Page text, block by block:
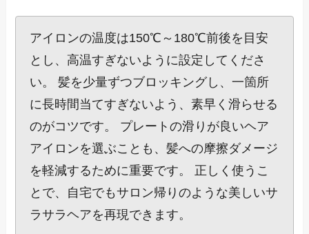
アイロンの温度は150℃～180℃前後を目安
とし、高温すぎないように設定してくださ
い。 髪を少量ずつブロッキングし、一箇所
に長時間当てすぎないよう、素早く滑らせる
のがコツです。 プレートの滑りが良いヘア
アイロンを選ぶことも、髪への摩擦ダメージ
を軽減するために重要です。 正しく使うこ
とで、自宅でもサロン帰りのような美しいサ
ラサラヘアを再現できます。